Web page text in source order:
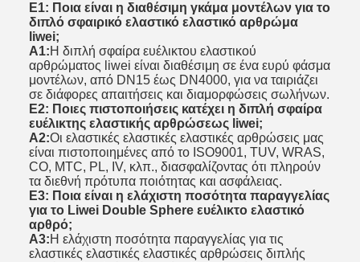
Ε1: Ποια είναι η διαθέσιμη γκάμα μοντέλων για το
διπλό σφαιρικό ελαστικό ελαστικό αρθρώμα
liwei;
Α1:Η διπλή σφαίρα ευέλικτου ελαστικού
αρθρώματος liwei είναι διαθέσιμη σε ένα ευρύ φάσμα
μοντέλων, από DN15 έως DN4000, για να ταιριάζει
σε διάφορες απαιτήσεις και διαμορφώσεις σωλήνων.
Ε2: Ποιες πιστοποιήσεις κατέχει η διπλή σφαίρα
ευέλικτης ελαστικής αρθρώσεως liwei;
Α2:Οι ελαστικές ελαστικές ελαστικές αρθρώσεις μας
είναι πιστοποιημένες από το ISO9001, TUV, WRAS,
CO, MTC, PL, IV, κλπ., διασφαλίζοντας ότι πληρούν
τα διεθνή πρότυπα ποιότητας και ασφάλειας.
Ε3: Ποια είναι η ελάχιστη ποσότητα παραγγελίας
για το Liwei Double Sphere ευέλικτο ελαστικό
αρθρό;
Α3:Η ελάχιστη ποσότητα παραγγελίας για τις
ελαστικές ελαστικές ελαστικές αρθρώσεις διπλής